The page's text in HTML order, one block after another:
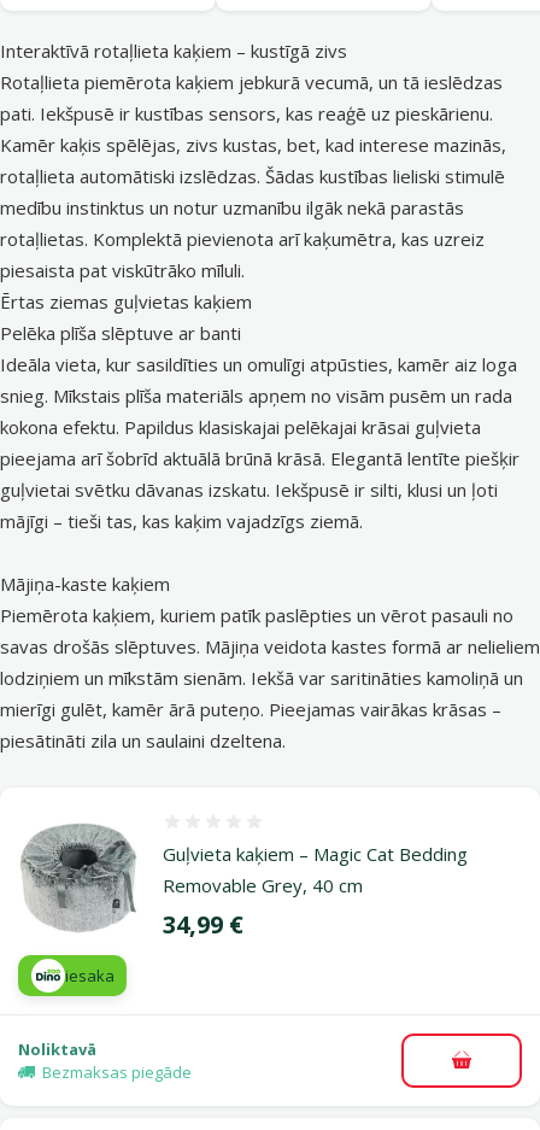
Interaktīvā rotaļlieta kaķiem – kustīgā zivs
Rotaļlieta piemērota kaķiem jebkurā vecumā, un tā ieslēdzas
pati. Iekšpusē ir kustības sensors, kas reaģē uz pieskārienu.
Kamēr kaķis spēlējas, zivs kustas, bet, kad interese mazinās,
rotaļlieta automātiski izslēdzas. Šādas kustības lieliski stimulē
medību instinktus un notur uzmanību ilgāk nekā parastās
rotaļlietas. Komplektā pievienota arī kaķumētra, kas uzreiz
piesaista pat viskūtrāko mīluli.
Ērtas ziemas guļvietas kaķiem
Pelēka plīša slēptuve ar banti
Ideāla vieta, kur sasildīties un omulīgi atpūsties, kamēr aiz loga
snieg. Mīkstais plīša materiāls apņem no visām pusēm un rada
kokona efektu. Papildus klasiskajai pelēkajai krāsai guļvieta
pieejama arī šobrīd aktuālā brūnā krāsā. Elegantā lentīte piešķir
guļvietai svētku dāvanas izskatu. Iekšpusē ir silti, klusi un ļoti
mājīgi – tieši tas, kas kaķim vajadzīgs ziemā.
Mājiņa-kaste kaķiem
Piemērota kaķiem, kuriem patīk paslēpties un vērot pasauli no
savas drošās slēptuves. Mājiņa veidota kastes formā ar nelieliem
lodziņiem un mīkstām sienām. Iekšā var saritināties kamoliņā un
mierīgi gulēt, kamēr ārā puteņo. Pieejamas vairākas krāsas –
piesātināti zila un saulaini dzeltena.
Guļvieta kaķiem – Magic Cat Bedding
Removable Grey, 40 cm
Cena
34,99 €
iesaka
Noliktavā
Bezmaksas piegāde